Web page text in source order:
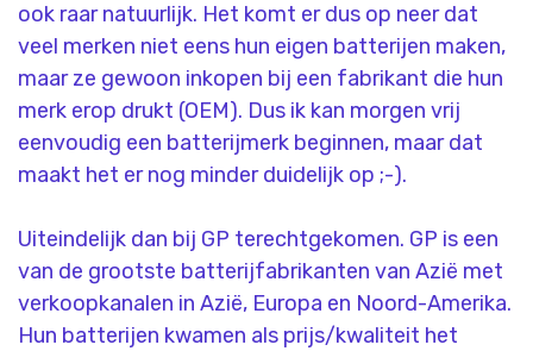
ook raar natuurlijk. Het komt er dus op neer dat
veel merken niet eens hun eigen batterijen maken,
maar ze gewoon inkopen bij een fabrikant die hun
merk erop drukt (OEM). Dus ik kan morgen vrij
eenvoudig een batterijmerk beginnen, maar dat
maakt het er nog minder duidelijk op ;-).
Uiteindelijk dan bij GP terechtgekomen. GP is een
van de grootste batterijfabrikanten van Azië met
verkoopkanalen in Azië, Europa en Noord-Amerika.
Hun batterijen kwamen als prijs/kwaliteit het